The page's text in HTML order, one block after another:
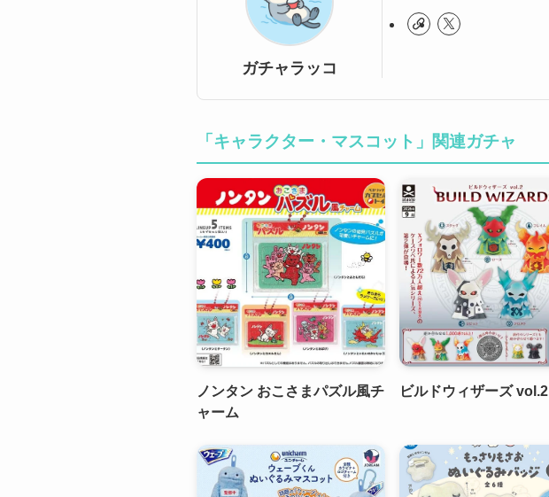
ガチャラッコ
「キャラクター・マスコット」関連ガチャ
ノンタン おこさまパズル風チ
ャーム
ビルドウィザーズ vol.2